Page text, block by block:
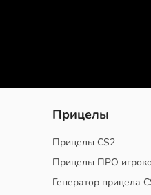
Прицелы
Прицелы CS2
Прицелы ПРО
Генератор прицела